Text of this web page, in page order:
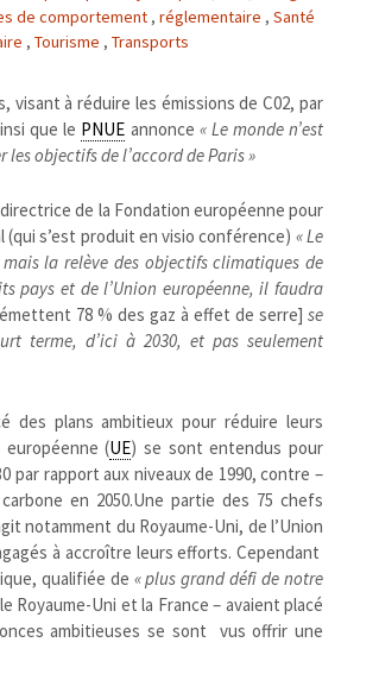
emballages
modes de
positionnement
climatiques
infectieuse
chimiques
cancérigène /
perturbateurs
PFAS
recyclage
traitements
politiques et juridiques
européenne
internationale
nationale
mers et océans
superficielles et
fossiles
renouvelables /
numérique
épidémiologique
surveillance sanitaire
toxicologique
comportement
produits et
de santé, vaccins
à risque
adolescents
exposition
femmes enceintes /
recommandées
de comportement , réglementaire , Santé
, Tourisme , Transports
visant à réduire les émissions de C02, par
que le PNUE annonce « Le monde n’est
objectifs de l’accord de Paris »
de la Fondation européenne pour
s’est produit en visio conférence) « Le
la relève des objectifs climatiques de
pays et de l’Union européenne, il faudra
78 % des gaz à effet de serre]se
terme, d’ici à 2030, et pas seulement
des plans ambitieux pour réduire leurs
européenne (UE) se sont entendus pour
par rapport aux niveaux de 1990, contre –
en 2050.Une partie des 75 chefs
notamment du Royaume-Uni, de l’Union
à accroître leurs efforts. Cependant
qualifiée de « plus grand défi de notre
Royaume-Uni et la France – avaient placé
ambitieuses se sont vus offrir une